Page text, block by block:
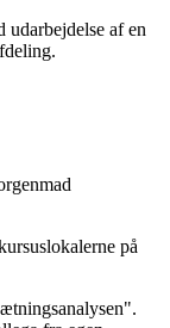
udarbejdelse af en
på